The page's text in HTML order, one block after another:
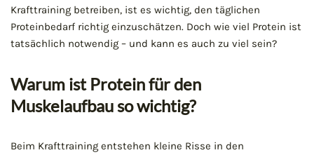
Krafttraining betreiben, ist es wichtig, den täglichen
Proteinbedarf richtig einzuschätzen. Doch wie viel Protein ist
tatsächlich notwendig – und kann es auch zu viel sein?
Warum ist Protein für den
Muskelaufbau so wichtig?
Beim Krafttraining entstehen kleine Risse in den